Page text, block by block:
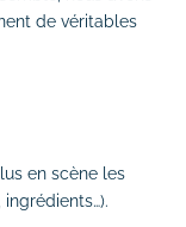
de véritables
en scène les